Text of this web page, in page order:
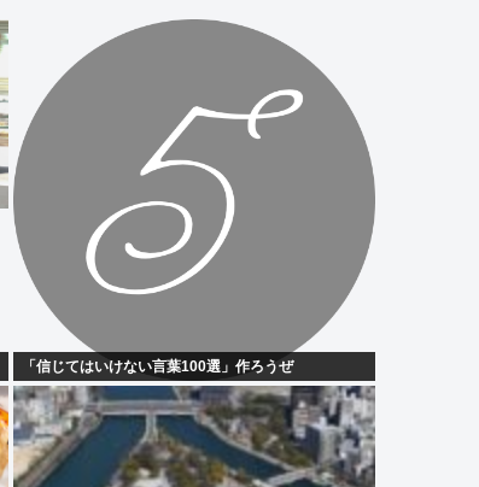
「信じてはいけない言葉100選」作ろうぜ